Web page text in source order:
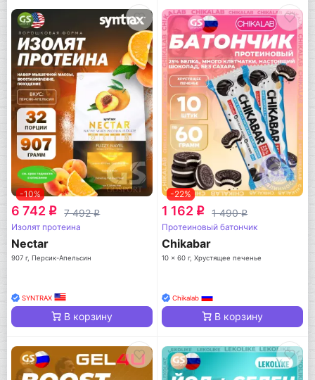
-10%
6 742 q 7 492q
Изолят протеина
Nectar
907 г, Персик-Апельсин
SYNTRAX
В корзину
-22%
1 162 q 1 490q
Протеиновый батончик
Chikabar
10 x 60 г, Хрустящее печенье
Chikalab
В корзину